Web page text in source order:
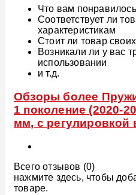
Что вам
Соответствует ли
характеристикам
Стоит ли товар
Возникали ли у вас
использовании
и т.д.
Обзоры более
1 поколение (2020-
мм, с регулировкой
Всего отзывов (0)
нажмите здесь, чтобы
товаре.